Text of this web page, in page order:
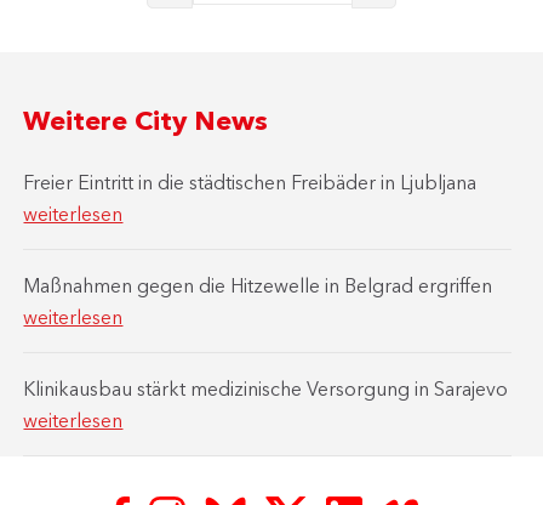
Weitere City News
Freier Eintritt in die städtischen Freibäder in Ljubljana
weiterlesen
Maßnahmen gegen die Hitzewelle in Belgrad ergriffen
weiterlesen
Klinikausbau stärkt medizinische Versorgung in Sarajevo
weiterlesen